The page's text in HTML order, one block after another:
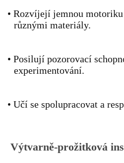
POHYBOVÉ AKTIVITY NA TÉMA
POHYBOVÉ AKTIVITY NA TÉMA
VZDĚLÁVACÍ PLÁN OD ZÁŘÍ DO
• Rozvíjejí jemnou
různými materiály.
• Posilují pozorovací
experimentování.
• Učí se spolupracovat a
Výtvarně-prožitková